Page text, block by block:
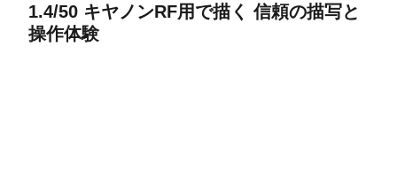
1.4/50 キヤノンRF用で描く 信頼の描写と
操作体験